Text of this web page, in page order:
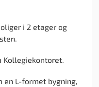
i 2 etager og
Kollegiekontoret.
en L-formet bygning,